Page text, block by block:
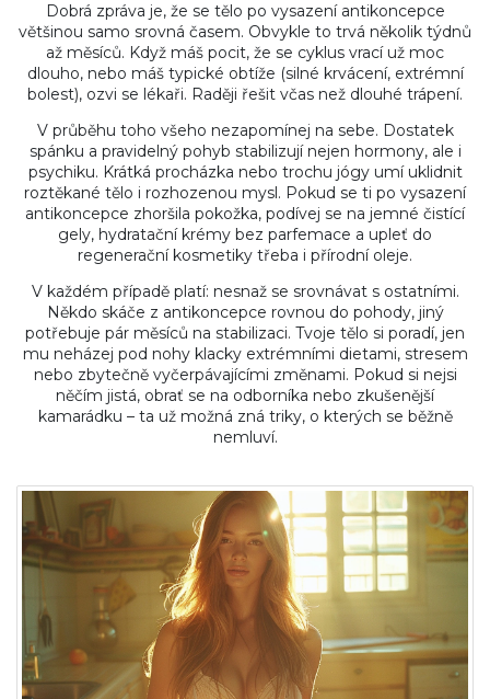
Dobrá zpráva je, že se tělo po vysazení antikoncepce
většinou samo srovná časem. Obvykle to trvá několik týdnů
až měsíců. Když máš pocit, že se cyklus vrací už moc
dlouho, nebo máš typické obtíže (silné krvácení, extrémní
bolest), ozvi se lékaři. Raději řešit včas než dlouhé trápení.
V průběhu toho všeho nezapomínej na sebe. Dostatek
spánku a pravidelný pohyb stabilizují nejen hormony, ale i
psychiku. Krátká procházka nebo trochu jógy umí uklidnit
roztěkané tělo i rozhozenou mysl. Pokud se ti po vysazení
antikoncepce zhoršila pokožka, podívej se na jemné čistící
gely, hydratační krémy bez parfemace a upleť do
regenerační kosmetiky třeba i přírodní oleje.
V každém případě platí: nesnaž se srovnávat s ostatními.
Někdo skáče z antikoncepce rovnou do pohody, jiný
potřebuje pár měsíců na stabilizaci. Tvoje tělo si poradí, jen
mu neházej pod nohy klacky extrémními dietami, stresem
nebo zbytečně vyčerpávajícími změnami. Pokud si nejsi
něčím jistá, obrať se na odborníka nebo zkušenější
kamarádku – ta už možná zná triky, o kterých se běžně
nemluví.